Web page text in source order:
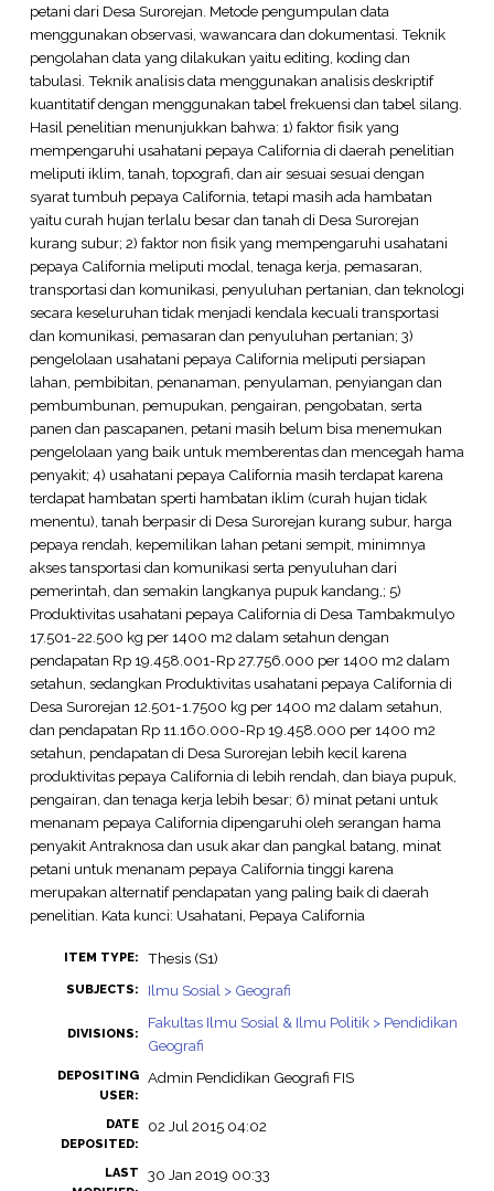
petani dari Desa Surorejan. Metode pengumpulan data
menggunakan observasi, wawancara dan dokumentasi. Teknik
pengolahan data yang dilakukan yaitu editing, koding dan
tabulasi. Teknik analisis data menggunakan analisis deskriptif
kuantitatif dengan menggunakan tabel frekuensi dan tabel silang.
Hasil penelitian menunjukkan bahwa: 1) faktor fisik yang
mempengaruhi usahatani pepaya California di daerah penelitian
meliputi iklim, tanah, topografi, dan air sesuai sesuai dengan
syarat tumbuh pepaya California, tetapi masih ada hambatan
yaitu curah hujan terlalu besar dan tanah di Desa Surorejan
kurang subur; 2) faktor non fisik yang mempengaruhi usahatani
pepaya California meliputi modal, tenaga kerja, pemasaran,
transportasi dan komunikasi, penyuluhan pertanian, dan teknologi
secara keseluruhan tidak menjadi kendala kecuali transportasi
dan komunikasi, pemasaran dan penyuluhan pertanian; 3)
pengelolaan usahatani pepaya California meliputi persiapan
lahan, pembibitan, penanaman, penyulaman, penyiangan dan
pembumbunan, pemupukan, pengairan, pengobatan, serta
panen dan pascapanen, petani masih belum bisa menemukan
pengelolaan yang baik untuk memberentas dan mencegah hama
penyakit; 4) usahatani pepaya California masih terdapat karena
terdapat hambatan sperti hambatan iklim (curah hujan tidak
menentu), tanah berpasir di Desa Surorejan kurang subur, harga
pepaya rendah, kepemilikan lahan petani sempit, minimnya
akses tansportasi dan komunikasi serta penyuluhan dari
pemerintah, dan semakin langkanya pupuk kandang,; 5)
Produktivitas usahatani pepaya California di Desa Tambakmulyo
17.501-22.500 kg per 1400 m2 dalam setahun dengan
pendapatan Rp 19.458.001-Rp 27.756.000 per 1400 m2 dalam
setahun, sedangkan Produktivitas usahatani pepaya California di
Desa Surorejan 12.501-1.7500 kg per 1400 m2 dalam setahun,
dan pendapatan Rp 11.160.000-Rp 19.458.000 per 1400 m2
setahun, pendapatan di Desa Surorejan lebih kecil karena
produktivitas pepaya California di lebih rendah, dan biaya pupuk,
pengairan, dan tenaga kerja lebih besar; 6) minat petani untuk
menanam pepaya California dipengaruhi oleh serangan hama
penyakit Antraknosa dan usuk akar dan pangkal batang, minat
petani untuk menanam pepaya California tinggi karena
merupakan alternatif pendapatan yang paling baik di daerah
penelitian. Kata kunci: Usahatani, Pepaya California
ITEM TYPE: Thesis (S1)
SUBJECTS: Ilmu Sosial > Geografi
DIVISIONS:
Fakultas Ilmu Sosial & Ilmu Politik > Pendidikan
Geografi
DEPOSITING
USER:
Admin Pendidikan Geografi FIS
DATE
DEPOSITED:
02 Jul 2015 04:02
LAST
30 Jan 2019 00:33